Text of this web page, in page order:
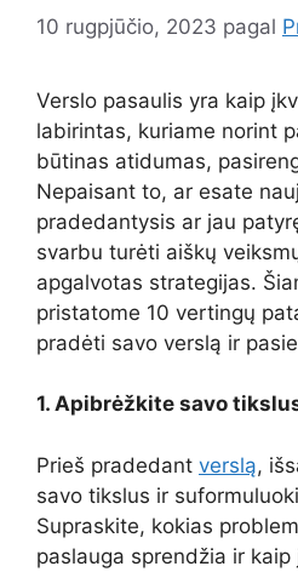
10 rugpjūčio, 2023 pagal
Verslo pasaulis yra kaip
labirintas, kuriame norint
būtinas atidumas,
Nepaisant to, ar esate
pradedantysis ar jau
svarbu turėti aiškų
apgalvotas strategijas.
pristatome 10 vertingų
pradėti savo verslą ir
1. Apibrėžkite savo
Prieš pradedant verslą,
savo tikslus ir
Supraskite, kokias
paslauga sprendžia ir